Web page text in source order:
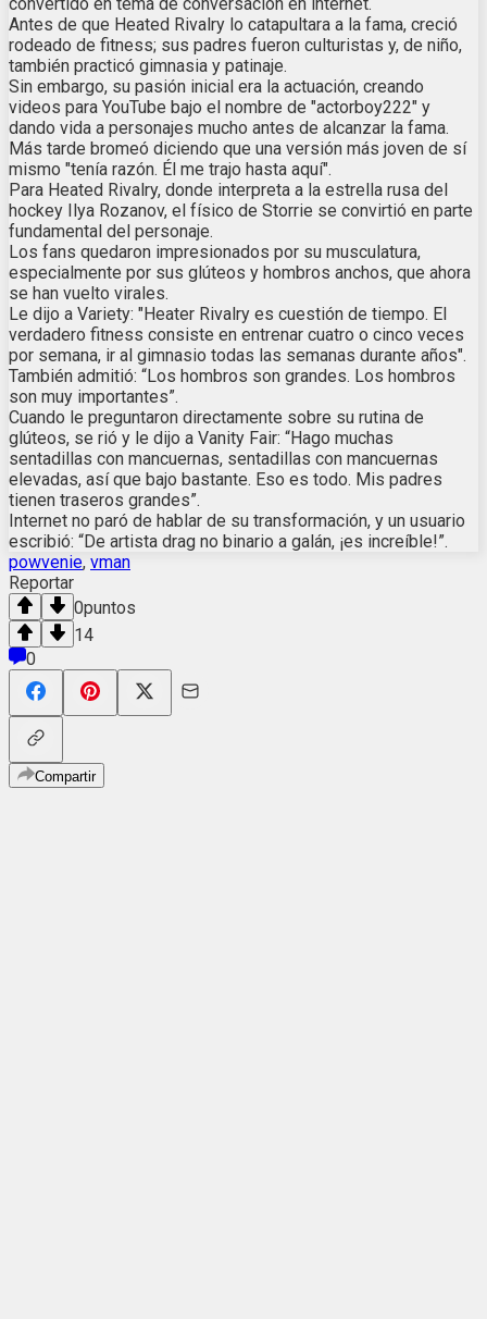
Antes de que Heated Rivalry lo catapultara a la fama, creció
rodeado de fitness; sus padres fueron culturistas y, de niño,
también practicó gimnasia y patinaje.
Sin embargo, su pasión inicial era la actuación, creando
videos para YouTube bajo el nombre de "actorboy222" y
dando vida a personajes mucho antes de alcanzar la fama.
Más tarde bromeó diciendo que una versión más joven de sí
mismo "tenía razón. Él me trajo hasta aquí".
Para Heated Rivalry, donde interpreta a la estrella rusa del
hockey Ilya Rozanov, el físico de Storrie se convirtió en parte
fundamental del personaje.
Los fans quedaron impresionados por su musculatura,
especialmente por sus glúteos y hombros anchos, que ahora
se han vuelto virales.
Le dijo a Variety: "Heater Rivalry es cuestión de tiempo. El
verdadero fitness consiste en entrenar cuatro o cinco veces
por semana, ir al gimnasio todas las semanas durante años".
También admitió: “Los hombros son grandes. Los hombros
son muy importantes”.
Cuando le preguntaron directamente sobre su rutina de
glúteos, se rió y le dijo a Vanity Fair: “Hago muchas
sentadillas con mancuernas, sentadillas con mancuernas
elevadas, así que bajo bastante. Eso es todo. Mis padres
tienen traseros grandes”.
Internet no paró de hablar de su transformación, y un usuario
escribió: “De artista drag no binario a galán, ¡es increíble!”.
powvenie, vman
Reportar
0puntos
14
0
Compartir